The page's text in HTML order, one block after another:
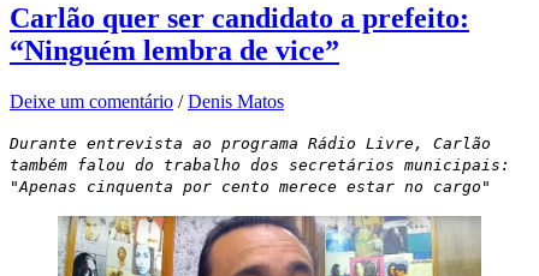
Carlão quer ser candidato a prefeito:
“Ninguém lembra de vice”
Deixe um comentário /Denis Matos
Durante entrevista ao programa Rádio Livre, Carlão
também falou do trabalho dos secretários municipais:
"Apenas cinquenta por cento merece estar no cargo"